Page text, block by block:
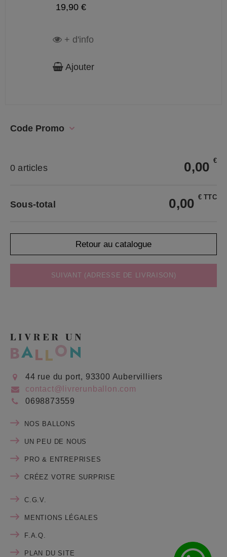
19,90 €
+ d'info
Ajouter
Code Promo
0 articles 0,00 €
Sous-total 0,00 € TTC
Retour au catalogue
SUIVANT (ADRESSE DE LIVRAISON)
44 rue du port, 93300 Aubervilliers
contact@livrerunballon.com
0698873559
NOS BALLONS
UN PEU DE NOUS
PRO & ENTREPRISES
CRÉEZ VOTRE SURPRISE
C.G.V.
MENTIONS LÉGALES
F.A.Q.
PLAN DU SITE